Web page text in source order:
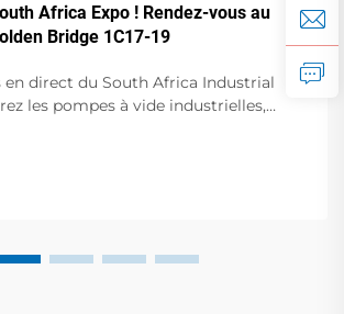
Africa Expo ! Rendez-vous au
Bridge 1C17-19
en direct du South Africa Industrial
les pompes à vide industrielles,
en direct et des conférences avec des